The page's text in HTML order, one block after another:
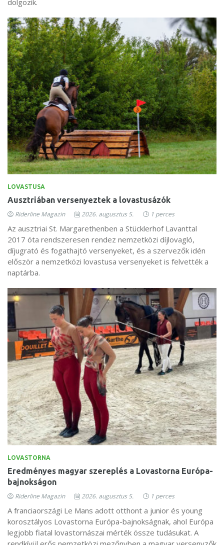
LOVASTUSA
Ausztriában versenyeztek a lovastusázók
Riderline Magazin 2026. augusztus 5. 1 perces
Az ausztriai St. Margarethenben a Stücklerhof Lavanttal
2017 óta rendszeresen rendez nemzetközi díjlovagló,
díjugrató és fogathajtó versenyeket, és a szervezők idén
először a nemzetközi lovastusa versenyeket is felvették a
naptárba.
LOVASTORNA
Eredményes magyar szereplés a Lovastorna Európa-
bajnokságon
Riderline Magazin 2026. augusztus 5. 1 perces
A franciaországi Le Mans adott otthont a junior és young
korosztályos Lovastorna Európa-bajnokságnak, ahol Európa
legjobb fiatal lovastornászai mérték össze tudásukat. A